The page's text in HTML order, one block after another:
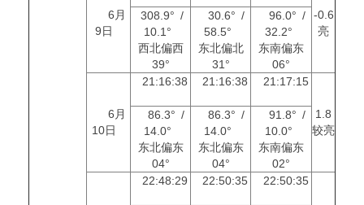
6月
9日
-0.6
亮
308.9° /
10.1°
西北偏西
39°
30.6° /
58.5°
东北偏北
31°
96.0° /
32.2°
东南偏东
06°
6月
10日
21:16:38 21:16:38 21:17:15
1.8
较亮
86.3° /
14.0°
东北偏东
04°
86.3° /
14.0°
东北偏东
04°
91.8° /
10.0°
东南偏东
02°
22:48:29 22:50:35 22:50:35